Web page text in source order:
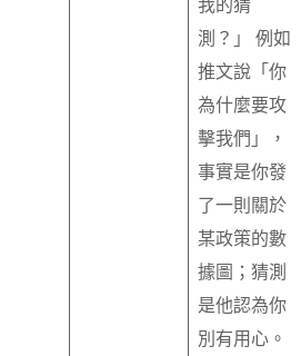
我的猜
測？」 例如
推文說「你
為什麼要攻
擊我們」，
事實是你發
了一則關於
某政策的數
據圖；猜測
是他認為你
別有用心。